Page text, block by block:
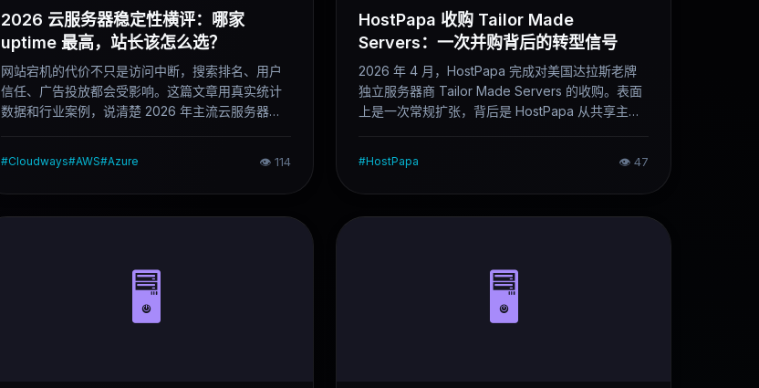
2026 云服务器稳定性横评：哪家
uptime 最高，站长该怎么选？
网站宕机的代价不只是访问中断，搜索排名、用户
信任、广告投放都会受影响。这篇文章用真实统计
数据和行业案例，说清楚 2026 年主流云服务器和
#Cloudways#AWS#Azure 👁 114
HostPapa 收购 Tailor Made
Servers：一次并购背后的转型信号
2026 年 4 月，HostPapa 完成对美国达拉斯老牌
独立服务器商 Tailor Made Servers 的收购。表面
上是一次常规扩张，背后是 HostPapa 从共享主机
的实际意义。
#HostPapa 👁 47
🖥️ 🖥️